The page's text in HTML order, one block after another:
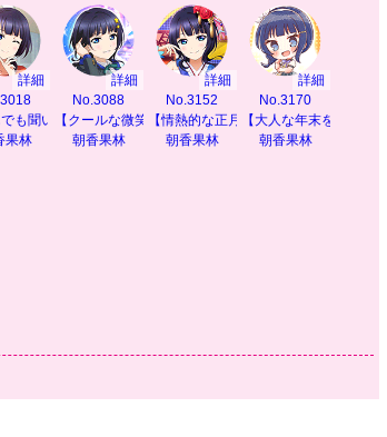
詳細
でも聞いて】
果林
詳細
No.3088
【クールな微笑み】
朝香果林
詳細
No.3152
【情熱的な正月を】
朝香果林
詳細
No.3170
【大人な年末を】
朝香果林